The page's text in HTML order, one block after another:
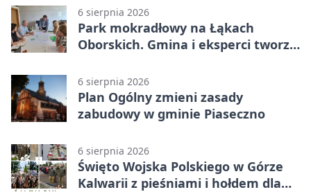
6 sierpnia 2026
Park mokradłowy na Łąkach
Oborskich. Gmina i eksperci tworzą
6 sierpnia 2026
Plan Ogólny zmieni zasady
zabudowy w gminie Piaseczno
6 sierpnia 2026
Święto Wojska Polskiego w Górze
Kalwarii z pieśniami i hołdem dla